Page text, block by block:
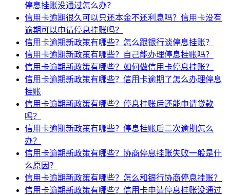
停息挂账没通过怎么办？
信用卡逾期很久可以只还本金不还利息吗？信用卡没有
逾期可以申请停息挂账吗？
信用卡逾期新政策有哪些？怎么跟银行谈停息挂账？
信用卡逾期新政策有哪些？自己能办理停息挂账吗？
信用卡逾期新政策有哪些？如何做信用卡停息挂账？
信用卡逾期新政策有哪些？信用卡逾期了怎么办理停息
挂账
信用卡逾期新政策有哪些？停息挂账后还能申请贷款
吗？
信用卡逾期新政策有哪些？停息挂账后二次逾期怎么
办？
信用卡逾期新政策有哪些？协商停息挂账失败一般是什
么原因？
信用卡逾期新政策有哪些？怎么和银行协商停息挂账？
信用卡逾期新政策有哪些？信用卡申请停息挂账没通过